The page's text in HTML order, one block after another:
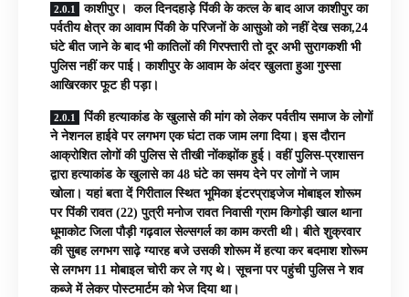
काशीपुर। कल दिनदहाड़े पिंकी के कत्ल के बाद आज काशीपुर का
पर्वतीय क्षेत्र का आवाम पिंकी के परिजनों के आसुओ को नहीं देख सका,24
घंटे बीत जाने के बाद भी कातिलों की गिरफ्तारी तो दूर अभी सुरागकशी भी
पुलिस नहीं कर पाई। काशीपुर के आवाम के अंदर खुलता हुआ गुस्सा
आखिरकार फूट ही पड़ा।
पिंकी हत्याकांड के खुलासे की मांग को लेकर पर्वतीय समाज के लोगों
ने नेशनल हाईवे पर लगभग एक घंटा तक जाम लगा दिया। इस दौरान
आक्रोशित लोगों की पुलिस से तीखी नोंकझोंक हुई। वहीं पुलिस-प्रशासन
द्वारा हत्याकांड के खुलासे का 48 घंटे का समय देने पर लोगों ने जाम
खोला। यहां बता दें गिरीताल स्थित भूमिका इंटरप्राइजेज मोबाइल शोरूम
पर पिंकी रावत (22) पुत्री मनोज रावत निवासी ग्राम किगोड़ी खाल थाना
धूमाकोट जिला पौड़ी गढ़वाल सेल्सगर्ल का काम करती थी। बीते शुक्रवार
की सुबह लगभग साढ़े ग्यारह बजे उसकी शोरूम में हत्या कर बदमाश शोरूम
से लगभग 11 मोबाइल चोरी कर ले गए थे। सूचना पर पहुंची पुलिस ने शव
कब्जे में लेकर पोस्टमार्टम को भेज दिया था।